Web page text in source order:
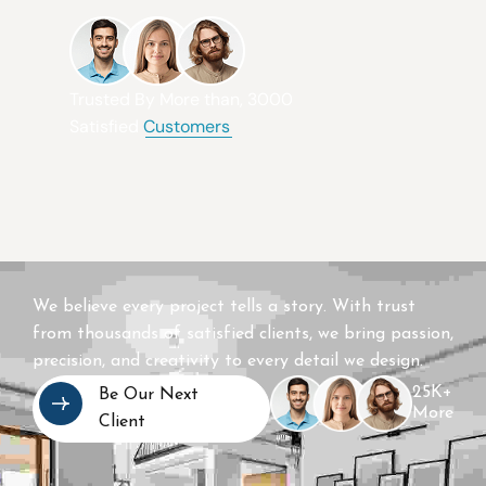
Customers
We believe every project tells a story. With trust
from thousands of satisfied clients, we bring passion,
precision, and creativity to every detail we design.
Be Our Next
Client
25K+
More